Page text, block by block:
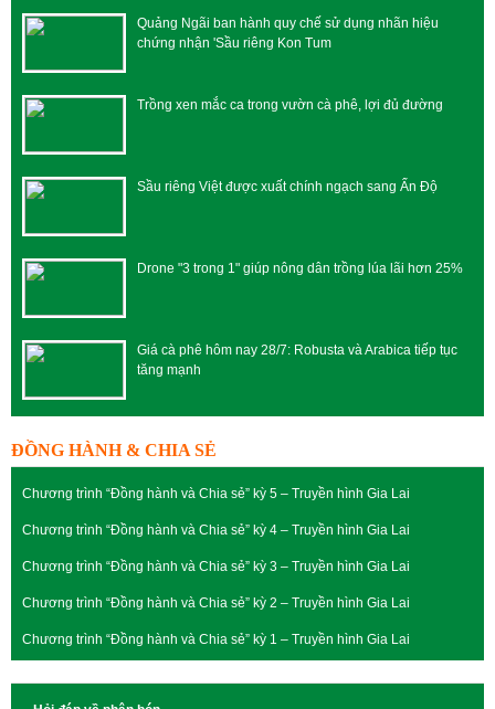
Quảng Ngãi ban hành quy chế sử dụng nhãn hiệu
chứng nhận 'Sầu riêng Kon Tum
Trồng xen mắc ca trong vườn cà phê, lợi đủ đường
Sầu riêng Việt được xuất chính ngạch sang Ấn Độ
Drone "3 trong 1" giúp nông dân trồng lúa lãi hơn 25%
Giá cà phê hôm nay 28/7: Robusta và Arabica tiếp tục
tăng mạnh
ĐỒNG HÀNH & CHIA SẺ
Chương trình “Đồng hành và Chia sẻ” kỳ 5 – Truyền hình Gia Lai
Chương trình “Đồng hành và Chia sẻ” kỳ 4 – Truyền hình Gia Lai
Chương trình “Đồng hành và Chia sẻ” kỳ 3 – Truyền hình Gia Lai
Chương trình “Đồng hành và Chia sẻ” kỳ 2 – Truyền hình Gia Lai
Chương trình “Đồng hành và Chia sẻ” kỳ 1 – Truyền hình Gia Lai